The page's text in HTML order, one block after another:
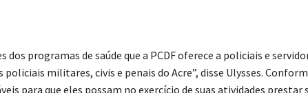
dos programas de saúde que a PCDF oferece a policiais e
militares, civis e penais do Acre”, disse Ulysses.
para que eles possam no exercício de suas atividades prestar